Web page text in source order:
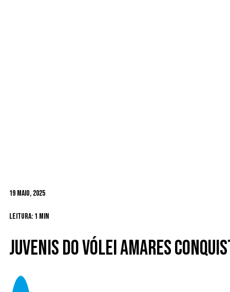
19 Maio, 2025
Leitura: 1 min
Juvenis do Vólei Amares